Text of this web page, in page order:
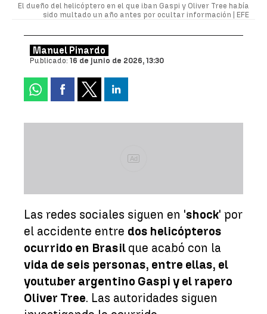
El dueño del helicóptero en el que iban Gaspi y Oliver Tree había
sido multado un año antes por ocultar información | EFE
Manuel Pinardo
Publicado: 16 de junio de 2026, 13:30
Ad
Las redes sociales siguen en 'shock' por
el accidente entre dos helicópteros
ocurrido en Brasil que acabó con la
vida de seis personas, entre ellas, el
youtuber argentino Gaspi y el rapero
Oliver Tree. Las autoridades siguen